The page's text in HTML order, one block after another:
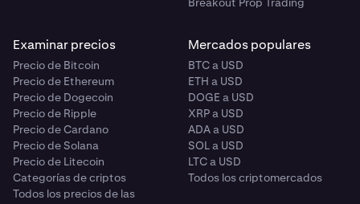
Examinar precios
Precio de Bitcoin
Precio de Ethereum
Precio de Dogecoin
Precio de Ripple
Precio de Cardano
Precio de Solana
Precio de Litecoin
Categorías de criptos
Todos los precios de las
Mercados populares
BTC a USD
ETH a USD
DOGE a USD
XRP a USD
ADA a USD
SOL a USD
LTC a USD
Todos los criptomercados